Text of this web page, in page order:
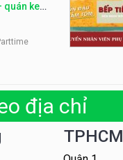
quán kem
địa chỉ
TPHCM